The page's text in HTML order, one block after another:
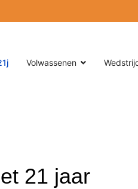
Volwassenen
21 jaar